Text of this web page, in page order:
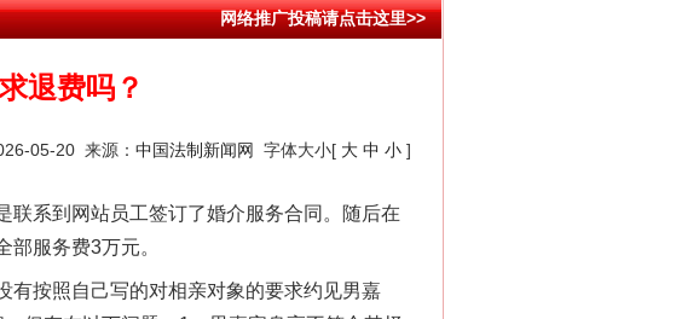
网络推广投稿请点击这里>>
退费吗？
05-20 来源： 中国法制新闻网 字体大小[ 大 中 小 ]
系到网站员工签订了婚介服务合同。随后在
服务费3万元。
按照自己写的对相亲对象的要求约见男嘉